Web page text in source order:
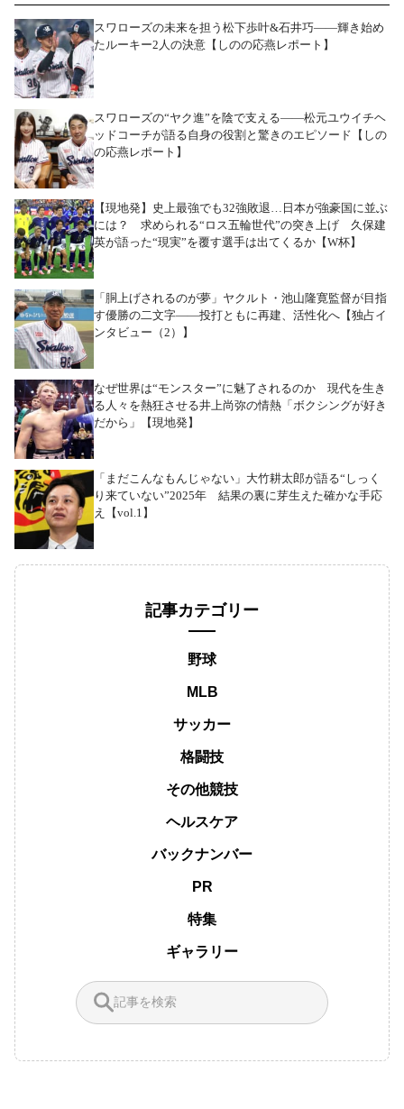
スワローズの未来を担う松下歩叶&石井巧――輝き始め
たルーキー2人の決意【しのの応燕レポート】
スワローズの“ヤク進”を陰で支える――松元ユウイチヘ
ッドコーチが語る自身の役割と驚きのエピソード【しの
の応燕レポート】
【現地発】史上最強でも32強敗退…日本が強豪国に並ぶ
には？ 求められる“ロス五輪世代”の突き上げ 久保建
英が語った“現実”を覆す選手は出てくるか【W杯】
「胴上げされるのが夢」ヤクルト・池山隆寛監督が目指
す優勝の二文字――投打ともに再建、活性化へ【独占イ
ンタビュー（2）】
なぜ世界は“モンスター”に魅了されるのか 現代を生き
る人々を熱狂させる井上尚弥の情熱「ボクシングが好き
だから」【現地発】
「まだこんなもんじゃない」大竹耕太郎が語る“しっく
り来ていない”2025年 結果の裏に芽生えた確かな手応
え【vol.1】
記事カテゴリー
野球
MLB
サッカー
格闘技
その他競技
ヘルスケア
バックナンバー
PR
特集
ギャラリー